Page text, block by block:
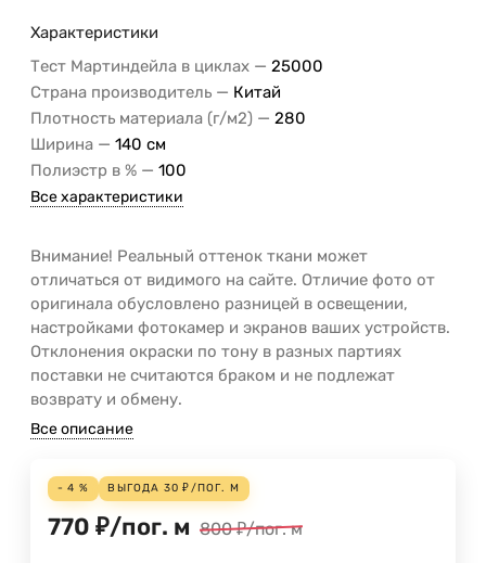
Характеристики
Тест Мартиндейла в циклах — 25000
Страна производитель — Китай
Плотность материала (г/м2) — 280
Ширина — 140 см
Полиэстр в % — 100
Все характеристики
Внимание! Реальный оттенок ткани может
отличаться от видимого на сайте. Отличие фото от
оригинала обусловлено разницей в освещении,
настройками фотокамер и экранов ваших устройств.
Отклонения окраски по тону в разных партиях
поставки не считаются браком и не подлежат
возврату и обмену.
Все описание
- 4 % ВЫГОДА 30 ₽/ПОГ. М
770 ₽/пог. м 800 ₽/пог. м